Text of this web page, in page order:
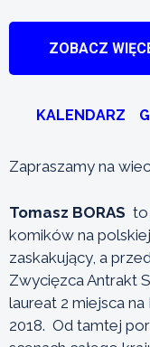
ZOBACZ
KALENDARZ
Zapraszamy na
Tomasz BORAS to
komików na
zaskakujący, a
Zwycięzca Antrakt
laureat 2 miejsca
2018. Od tamtej